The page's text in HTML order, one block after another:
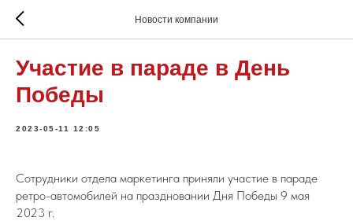
Новости компании
Участие в параде в День
Победы
2023-05-11 12:05
Сотрудники отдела маркетинга приняли участие в параде
ретро-автомобилей на праздновании Дня Победы 9 мая
2023 г.